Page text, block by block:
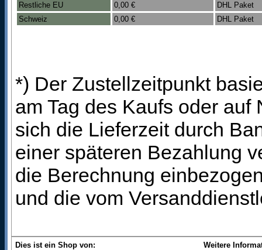
Restliche EU
0,00 €
DHL Paket
Schweiz
0,00 € DHL Paket
*) Der Zustellzeitpunkt
am Tag des Kaufs oder
sich die Lieferzeit durch
einer späteren Bezahlung
die Berechnung
und die vom
Dies ist ein Shop von:
Weitere